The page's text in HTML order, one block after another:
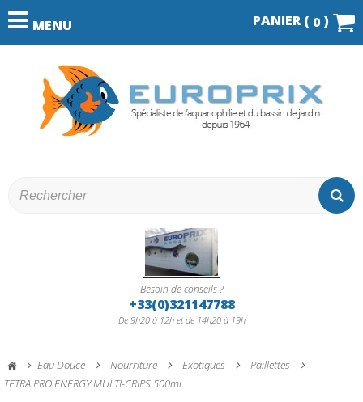
MENU PANIER ( 0 )
Besoin de conseils ?
+33(0)321147788
De 9h20 à 12h et de 14h20 à 19h
Eau Douce Nourriture Exotiques
Paillettes
TETRA PRO ENERGY MULTI-CRIPS 500ml